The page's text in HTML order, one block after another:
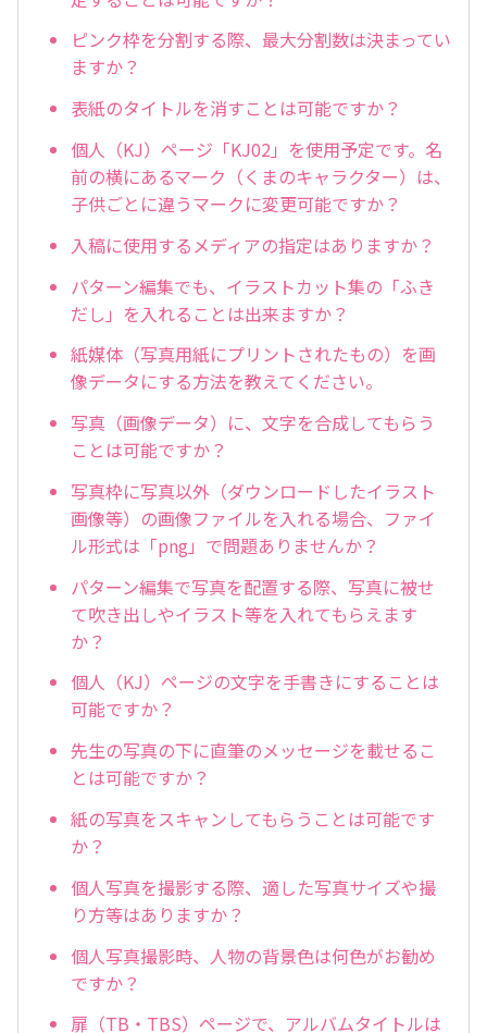
ピンク枠を分割する際、最大分割数は決まってい
ますか？
表紙のタイトルを消すことは可能ですか？
個人（KJ）ページ「KJ02」を使用予定です。名
前の横にあるマーク（くまのキャラクター）は、
子供ごとに違うマークに変更可能ですか？
入稿に使用するメディアの指定はありますか？
パターン編集でも、イラストカット集の「ふき
だし」を入れることは出来ますか？
紙媒体（写真用紙にプリントされたもの）を画
像データにする方法を教えてください。
写真（画像データ）に、文字を合成してもらう
ことは可能ですか？
写真枠に写真以外（ダウンロードしたイラスト
画像等）の画像ファイルを入れる場合、ファイ
ル形式は「png」で問題ありませんか？
パターン編集で写真を配置する際、写真に被せ
て吹き出しやイラスト等を入れてもらえます
か？
個人（KJ）ページの文字を手書きにすることは
可能ですか？
先生の写真の下に直筆のメッセージを載せるこ
とは可能ですか？
紙の写真をスキャンしてもらうことは可能です
か？
個人写真を撮影する際、適した写真サイズや撮
り方等はありますか？
個人写真撮影時、人物の背景色は何色がお勧め
ですか？
扉（TB・TBS）ページで、アルバムタイトルは